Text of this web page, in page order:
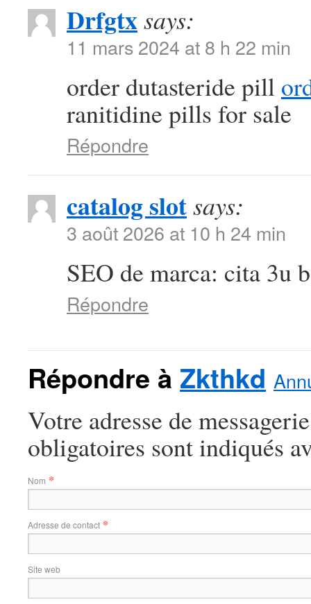
Drfgtxsays:
11 mars 2024 at 8 h 22 min
order dutasteride pill
ranitidine pills for sale
Répondre
catalog slotsays:
3 août 2026 at 10 h 24 min
SEO de marca: cita 3u
Répondre
Répondre à Zkthkd
Votre adresse de
obligatoires sont indiqués
Nom *
Adresse de contact *
Site web